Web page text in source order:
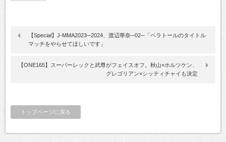
【Special】J-MMA2023─2024、渡辺華奈─02─「ベラトールのタイトル
マッチをやらせてほしいです」
【ONE165】スーパーレックと武尊がフェイスオフ。秋山×ホルツケン、
グレゴリアン×シッティチャイも決定
トップページに戻る